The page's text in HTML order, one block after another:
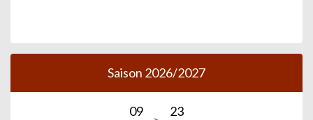
Saison 2026/2027
09
23